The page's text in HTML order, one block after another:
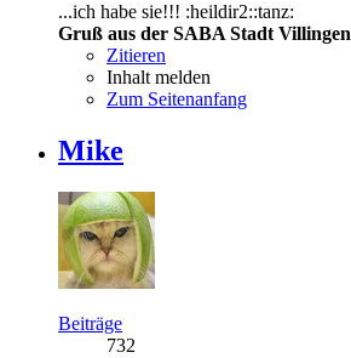
...ich habe sie!!! :heildir2::tanz:
Gruß aus der SABA Stadt Villingen
Zitieren
Inhalt melden
Zum Seitenanfang
Mike
Beiträge
732